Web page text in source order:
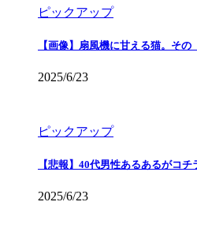
ピックアップ
【画像】扇風機に甘える猫。そ
2025/6/23
ピックアップ
【悲報】40代男性あるあるがコ
2025/6/23